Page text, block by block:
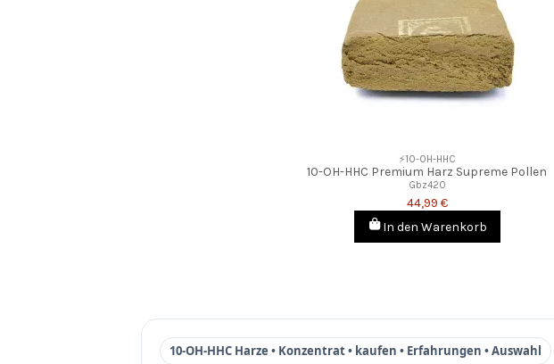
⚡10-OH-HHC
10-OH-HHC Premium Harz Supreme Pollen
Gbz420
44,99 €
In den Warenkorb
10‑OH‑HHC Harze • Konzentrat • kaufen • Erfahrungen • Auswahl